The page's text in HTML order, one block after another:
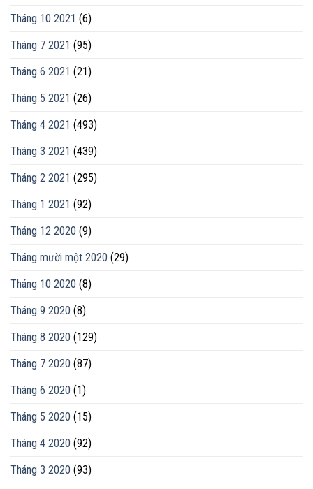
Tháng 10 2021 (6)
Tháng 7 2021 (95)
Tháng 6 2021 (21)
Tháng 5 2021 (26)
Tháng 4 2021 (493)
Tháng 3 2021 (439)
Tháng 2 2021 (295)
Tháng 1 2021 (92)
Tháng 12 2020 (9)
Tháng mười một 2020 (29)
Tháng 10 2020 (8)
Tháng 9 2020 (8)
Tháng 8 2020 (129)
Tháng 7 2020 (87)
Tháng 6 2020 (1)
Tháng 5 2020 (15)
Tháng 4 2020 (92)
Tháng 3 2020 (93)